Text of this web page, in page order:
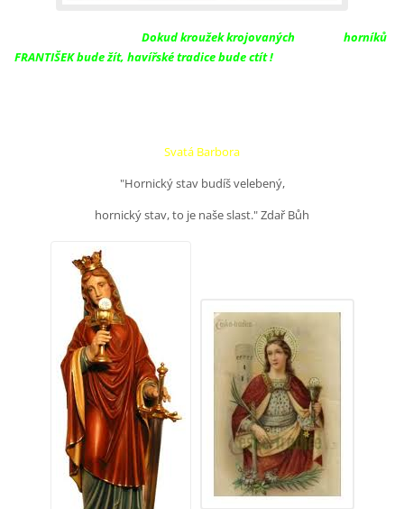
Dokud kroužek krojovaných
horníků
FRANTIŠEK bude žít, havířské tradice bude ctít !
Svatá Barbora
"Hornický stav budíš velebený,
hornický stav, to je naše slast." Zdař Bůh